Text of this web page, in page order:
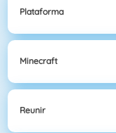
Plataforma
Minecraft
Reunir